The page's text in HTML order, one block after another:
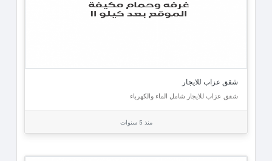
شقق عزاب للايجار
شقق عزاب للايجار شامل الماء والكهرباء
منذ 5 سنوات